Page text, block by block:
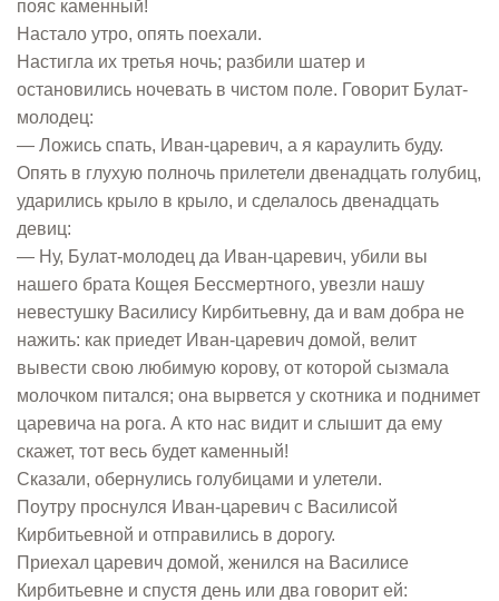
пояс каменный!
Настало утро, опять поехали.
Настигла их третья ночь; разбили шатер и
остановились ночевать в чистом поле. Говорит Булат-
молодец:
— Ложись спать, Иван-царевич, а я караулить буду.
Опять в глухую полночь прилетели двенадцать голубиц,
ударились крыло в крыло, и сделалось двенадцать
девиц:
— Ну, Булат-молодец да Иван-царевич, убили вы
нашего брата Кощея Бессмертного, увезли нашу
невестушку Василису Кирбитьевну, да и вам добра не
нажить: как приедет Иван-царевич домой, велит
вывести свою любимую корову, от которой сызмала
молочком питался; она вырвется у скотника и поднимет
царевича на рога. А кто нас видит и слышит да ему
скажет, тот весь будет каменный!
Сказали, обернулись голубицами и улетели.
Поутру проснулся Иван-царевич с Василисой
Кирбитьевной и отправились в дорогу.
Приехал царевич домой, женился на Василисе
Кирбитьевне и спустя день или два говорит ей: